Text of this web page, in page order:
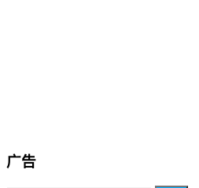
广告